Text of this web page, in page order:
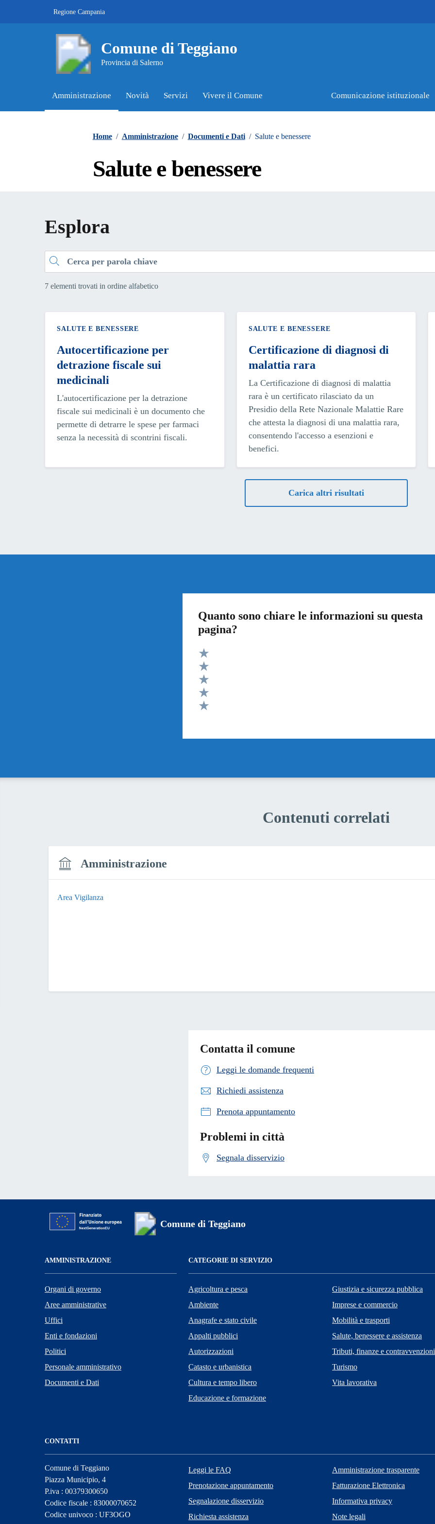
Regione Campania
Comune di Teggiano
Provincia di Salerno
Amministrazione Novità Servizi Vivere il Comune Comunicazione istituzionale
Home / Amministrazione / Documenti e Dati / Salute e benessere
Salute e benessere
Esplora
Cerca
7 elementi trovati in ordine alfabetico
SALUTE E BENESSERE
Autocertificazione per
detrazione fiscale sui
medicinali
L'autocertificazione per la detrazione
fiscale sui medicinali è un documento che
permette di detrarre le spese per farmaci
senza la necessità di scontrini fiscali.
SALUTE E BENESSERE
Certificazione di diagnosi di
malattia rara
La Certificazione di diagnosi di malattia
rara è un certificato rilasciato da un
Presidio della Rete Nazionale Malattie Rare
che attesta la diagnosi di una malattia rara,
consentendo l'accesso a esenzioni e
benefici.
Carica altri risultati
Quanto sono chiare le informazioni su questa
pagina?
Valuta 5 stelle su 5
Valuta 4 stelle su 5
Valuta 3 stelle su 5
Valuta 2 stelle su 5
Contenuti correlati
Amministrazione
Area Vigilanza
Contatta il comune
Leggi le domande frequenti
Richiedi assistenza
Prenota appuntamento
Problemi in città
Segnala disservizio
Comune di Teggiano
AMMINISTRAZIONE
Organi di governo
Aree amministrative
Uffici
Enti e fondazioni
Politici
Personale amministrativo
Documenti e Dati
CATEGORIE DI SERVIZIO
Agricoltura e pesca
Ambiente
Anagrafe e stato civile
Appalti pubblici
Autorizzazioni
Catasto e urbanistica
Cultura e tempo libero
Educazione e formazione
Giustizia e sicurezza pubblica
Imprese e commercio
Mobilità e trasporti
Salute, benessere e assistenza
Tributi, finanze e contravvenzioni
Turismo
Vita lavorativa
CONTATTI
Comune di Teggiano
Piazza Municipio, 4
P.iva : 00379300650
Codice fiscale : 83000070652
Codice univoco : UF3OGO
Leggi le FAQ
Prenotazione appuntamento
Segnalazione disservizio
Richiesta assistenza
Amministrazione trasparente
Fatturazione Elettronica
Informativa privacy
Note legali